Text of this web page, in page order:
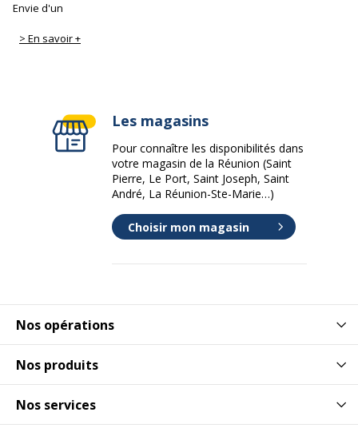
Envie d'un
> En savoir +
Nos opérations
Nos produits
Nos services
Les magasins
Pour connaître les disponibilités dans
votre magasin de la Réunion (Saint
Pierre, Le Port, Saint Joseph, Saint
André, La Réunion-Ste-Marie…)
Choisir mon magasin